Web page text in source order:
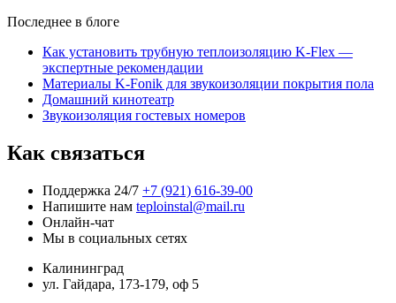
Последнее в блоге
Как установить трубную теплоизоляцию K-Flex —
экспертные рекомендации
Материалы K-Fonik для звукоизоляции покрытия пола
Домашний кинотеатр
Звукоизоляция гостевых номеров
Как связаться
Поддержка 24/7 +7 (921) 616-39-00
Напишите нам teploinstal@mail.ru
Онлайн-чат
Мы в социальных сетях
Калининград
ул. Гайдара, 173-179, оф 5